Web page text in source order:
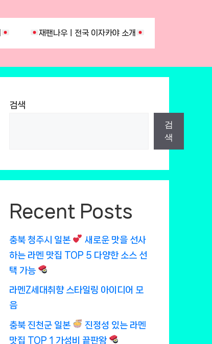
재팬나우ㅣ전국 이자카야 소개
검색
검
색
Recent Posts
충북 청주시 일본
새로운 맛을 선사
하는 라멘 맛집 TOP 5 다양한 소스 선
택 가능
라멘Z세대취향 스타일링 아이디어 모
음
충북 진천군 일본
진정성 있는 라멘
맛집 TOP 1 가성비 끝판왕